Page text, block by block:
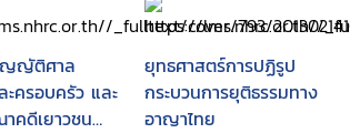
ญญัติศาล
ะครอบครัว และ
คดีเยาวชน
ยุทธศาสตร์การปฏิรูป
กระบวนการยุติธรรมทาง
อาญาไทย